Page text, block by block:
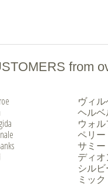
from
ヴィ
ヘル
ウォ
ペリ
サミ
ディ
シル
ミッ